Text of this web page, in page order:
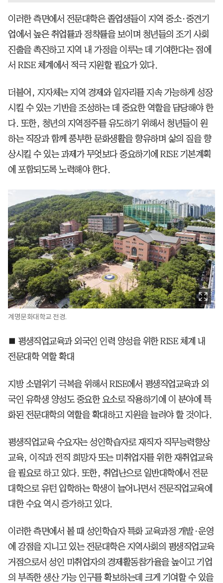
이러한 측면에서 전문대학은 졸업생들이 지역 중소·중견기
업에서 높은 취업률과 정착률을 보이며 청년들의 조기 사회
진출을 촉진하고 지역 내 가정을 이루는 데 기여한다는 점에
서 RISE 체계에서 적극 지원할 필요가 있다.
더불어, 지자체는 지역 경제와 일자리를 지속 가능하게 성장
시킬 수 있는 기반을 조성하는 데 중요한 역할을 담당해야 한
다. 또한, 청년의 지역정주를 유도하기 위해서 청년들이 원
하는 직장과 함께 풍부한 문화생활을 향유하며 삶의 질을 향
상시킬 수 있는 과제가 무엇보다 중요하기에 RISE 기본계획
에 포함되도록 노력해야 한다.
계명문화대학교 전경.
■ 평생직업교육과 외국인 인력 양성을 위한 RISE 체계 내
전문대학 역할 확대
지방 소멸위기 극복을 위해서 RISE에서 평생직업교육과 외
국인 유학생 양성도 중요한 요소로 작용하기에 이 분야에 특
화된 전문대학의 역할을 확대하고 지원을 늘려야 할 것이다.
평생직업교육 수요자는 성인학습자로 재직자 직무능력향상
교육, 이직과 전직 희망자 또는 미취업자를 위한 재취업교육
을 필요로 하고 있다. 또한, 취업난으로 일반대학에서 전문
대학으로 유턴 입학하는 학생이 늘어나면서 전문직업교육에
대한 수요 역시 증가하고 있다.
이러한 측면에서 볼 때 성인학습자 특화 교육과정 개발·운영
에 강점을 지니고 있는 전문대학은 지역사회의 평생직업교육
거점으로서 성인 미취업자의 경제활동참가율을 높이고 기업
의 부족한 생산 가능 인구를 확보하는데 크게 기여할 수 있을